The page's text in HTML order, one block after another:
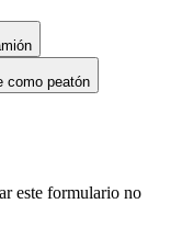
como peatón
este formulario no